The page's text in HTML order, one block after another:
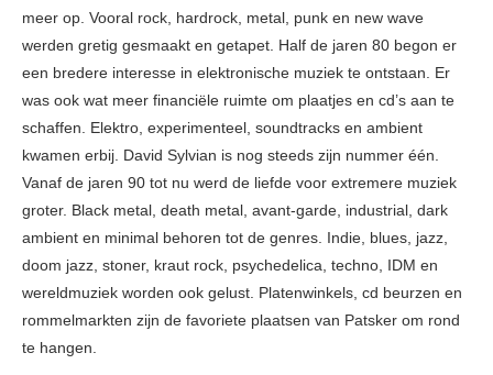
meer op. Vooral rock, hardrock, metal, punk en new wave
werden gretig gesmaakt en getapet. Half de jaren 80 begon er
een bredere interesse in elektronische muziek te ontstaan. Er
was ook wat meer financiële ruimte om plaatjes en cd’s aan te
schaffen. Elektro, experimenteel, soundtracks en ambient
kwamen erbij. David Sylvian is nog steeds zijn nummer één.
Vanaf de jaren 90 tot nu werd de liefde voor extremere muziek
groter. Black metal, death metal, avant-garde, industrial, dark
ambient en minimal behoren tot de genres. Indie, blues, jazz,
doom jazz, stoner, kraut rock, psychedelica, techno, IDM en
wereldmuziek worden ook gelust. Platenwinkels, cd beurzen en
rommelmarkten zijn de favoriete plaatsen van Patsker om rond
te hangen.